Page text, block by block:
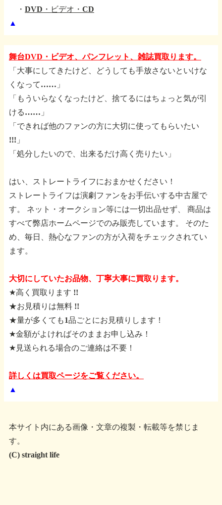
・ DVD・ビデオ・CD
▲
舞台DVD・ビデオ、パンフレット、雑誌買取ります。
「大事にしてきたけど、どうしても手放さないといけな
くなって……」
「もういらなくなったけど、捨てるにはちょっと気が引
ける……」
「できれば他のファンの方に大切に使ってもらいたい
!!!」
「処分したいので、出来るだけ高く売りたい」
はい、ストレートライフにおまかせください！
ストレートライフは演劇ファンをお手伝いする中古屋で
す。
ネット・オークション等には一切出品せず、
商品は
すべて弊店ホームページでのみ販売しています。
そのた
め、毎日、熱心なファンの方が入荷をチェックされてい
ます。
大切にしていたお品物、丁寧大事に買取ります。
★高く買取ります !!
★お見積りは無料 !!
★量が多くても1品ごとにお見積りします！
★金額がよければそのままお申し込み！
★見送られる場合のご連絡は不要！
詳しくは買取ページをご覧ください。
▲
本サイト内にある画像・文章の複製・転載等を禁じま
す。
(C) straight life